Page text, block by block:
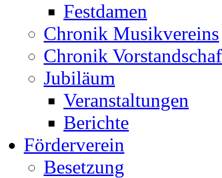
Festdamen
Chronik Musikvereins
Chronik
Jubiläum
Veranstaltungen
Berichte
Förderverein
Besetzung